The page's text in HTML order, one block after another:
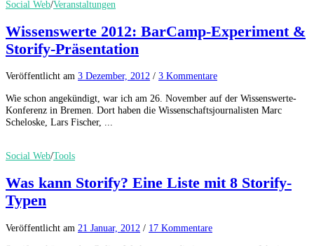
Social Web/Veranstaltungen
Wissenswerte 2012: BarCamp-Experiment &
Storify-Präsentation
Veröffentlicht am 3 Dezember, 2012 / 3 Kommentare
Wie schon angekündigt, war ich am 26. November auf der Wissenswerte-
Konferenz in Bremen. Dort haben die Wissenschaftsjournalisten Marc
Scheloske, Lars Fischer, ...
Social Web/Tools
Was kann Storify? Eine Liste mit 8 Storify-
Typen
Veröffentlicht am 21 Januar, 2012 / 17 Kommentare